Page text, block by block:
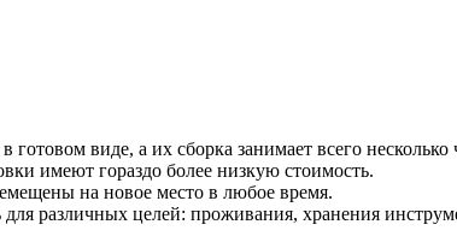
виде, а их сборка занимает всего несколько
имеют гораздо более низкую стоимость.
на новое место в любое время.
различных целей: проживания, хранения